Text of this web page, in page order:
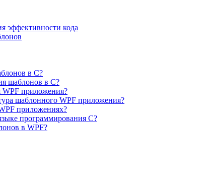
эффективности кода
в C?
шаблонов в C?
WPF приложения?
шаблонного WPF приложения?
приложениях?
программирования C?
в WPF?